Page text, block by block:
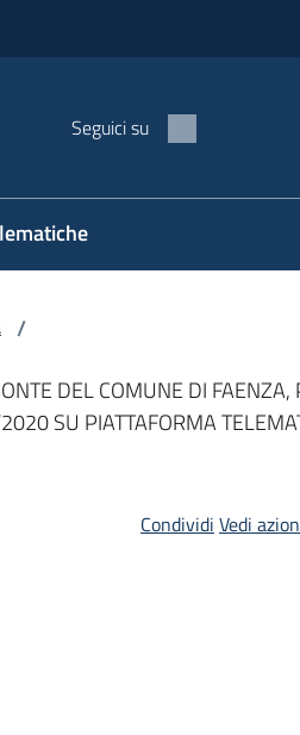
Seguici su
/
DEL COMUNE DI FAENZA,
SU PIATTAFORMA
Condividi Vedi